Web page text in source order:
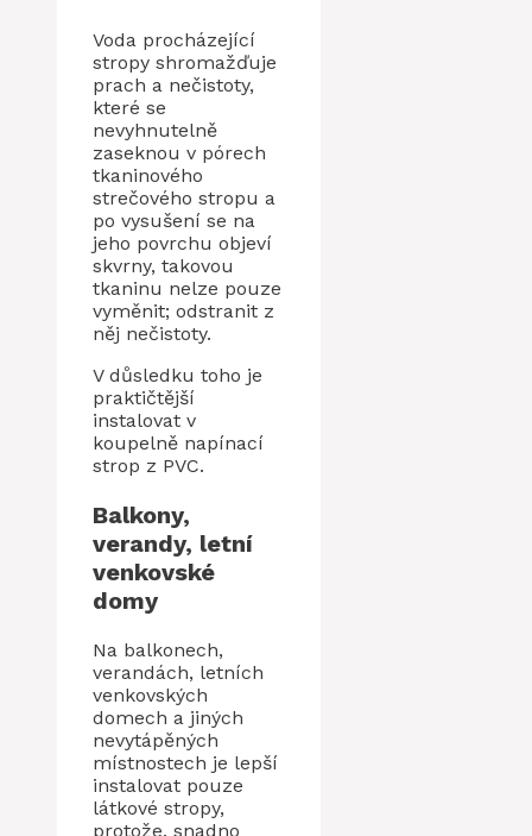
Voda procházející
stropy shromažďuje
prach a nečistoty,
které se
nevyhnutelně
zaseknou v pórech
tkaninového
strečového stropu a
po vysušení se na
jeho povrchu objeví
skvrny, takovou
tkaninu nelze pouze
vyměnit; odstranit z
něj nečistoty.
V důsledku toho je
praktičtější
instalovat v
koupelně napínací
strop z PVC.
Balkony,
verandy, letní
venkovské
domy
Na balkonech,
verandách, letních
venkovských
domech a jiných
nevytápěných
místnostech je lepší
instalovat pouze
látkové stropy,
protože. snadno